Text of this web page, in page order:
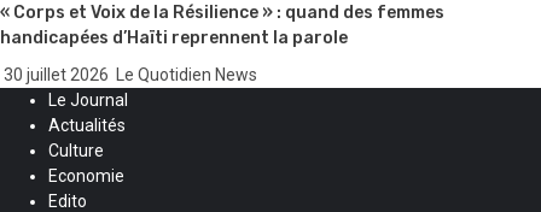
« Corps et Voix de la Résilience » : quand des femmes
handicapées d’Haïti reprennent la parole
30 juillet 2026
Le Quotidien News
Le Journal
Actualités
Culture
Economie
Edito